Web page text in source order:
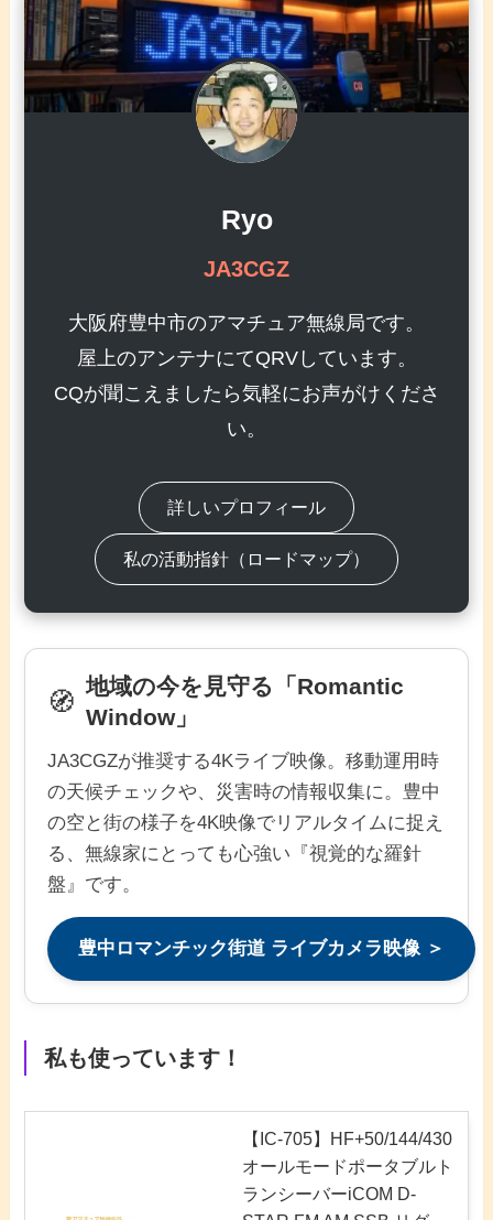
Ryo
JA3CGZ
大阪府豊中市のアマチュア無線局です。
屋上のアンテナにてQRVしています。
CQが聞こえましたら気軽にお声がけくださ
い。
詳しいプロフィール
私の活動指針（ロードマップ）
🧭 地域の今を見守る「Romantic
Window」
JA3CGZが推奨する4Kライブ映像。移動運用時
の天候チェックや、災害時の情報収集に。豊中
の空と街の様子を4K映像でリアルタイムに捉え
る、無線家にとっても心強い『視覚的な羅針
盤』です。
豊中ロマンチック街道 ライブカメラ映像 ＞
私も使っています！
【IC-705】HF+50/144/430
オールモードポータブルト
ランシーバーiCOM D-